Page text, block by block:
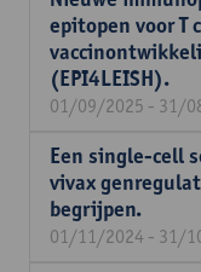
epitopen voor T
(EPI4LEISH).
01/09/2025 - 31/
Een single-cell
vivax
begrijpen.
01/11/2024 - 31/